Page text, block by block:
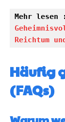
Mehr lesen :
Reichtum
Häufig
(FAQs)